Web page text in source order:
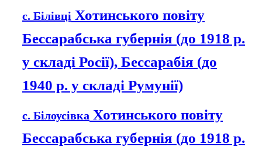
с. Білівці Хотинського повіту
Бессарабська губернія (до 1918 р.
у складі Росії), Бессарабія (до
1940 р. у складі Румунії)
с. Білоусівка Хотинського повіту
Бессарабська губернія (до 1918 р.